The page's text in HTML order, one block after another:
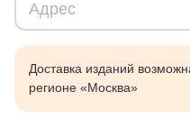
Доставка изданий
регионе «Москва»